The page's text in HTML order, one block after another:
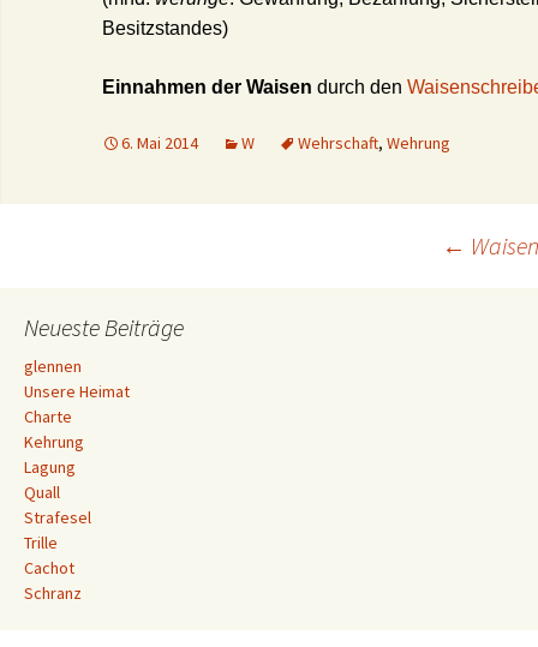
Besitzstandes)
Einnahmen der Waisen durch den
6. Mai 2014 W Wehrschaft, Wehrung
Navigation
←
Neueste Beiträge
glennen
Unsere Heimat
Charte
Kehrung
Lagung
Quall
Strafesel
Trille
Cachot
Schranz